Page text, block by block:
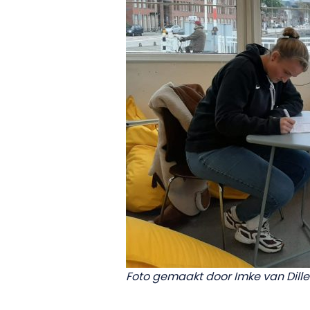
Foto gemaakt door Imke van